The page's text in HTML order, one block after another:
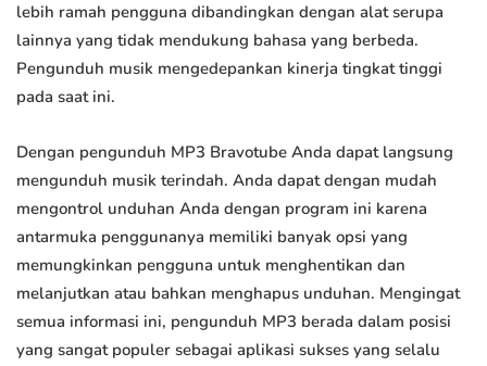
lebih ramah pengguna dibandingkan dengan alat serupa
lainnya yang tidak mendukung bahasa yang berbeda.
Pengunduh musik mengedepankan kinerja tingkat tinggi
pada saat ini.
Dengan pengunduh MP3 Bravotube Anda dapat langsung
mengunduh musik terindah. Anda dapat dengan mudah
mengontrol unduhan Anda dengan program ini karena
antarmuka penggunanya memiliki banyak opsi yang
memungkinkan pengguna untuk menghentikan dan
melanjutkan atau bahkan menghapus unduhan. Mengingat
semua informasi ini, pengunduh MP3 berada dalam posisi
yang sangat populer sebagai aplikasi sukses yang selalu